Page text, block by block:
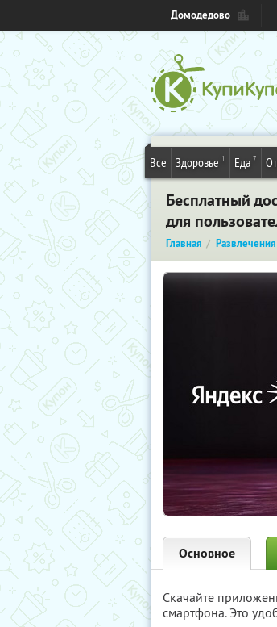
Домодедово
Все Здоровье 1 Еда 7
Бесплатный
для
Главная Развлечения
Основное
Скачайте
смартфона. Это